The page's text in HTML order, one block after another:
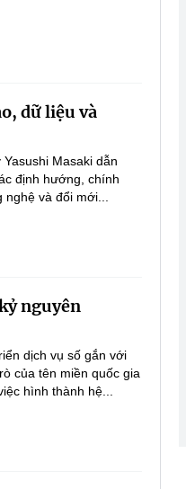
dữ liệu và
Masaki dẫn
định hướng, chính
và đổi mới...
nguyên
dịch vụ số gắn với
của tên miền quốc gia
hình thành hệ...